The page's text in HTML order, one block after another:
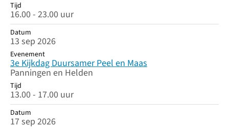
Tijd
16.00 - 23.00 uur
Datum
13 sep 2026
Evenement
3e Kijkdag Duursamer Peel en Maas
Panningen en Helden
Tijd
13.00 - 17.00 uur
Datum
17 sep 2026